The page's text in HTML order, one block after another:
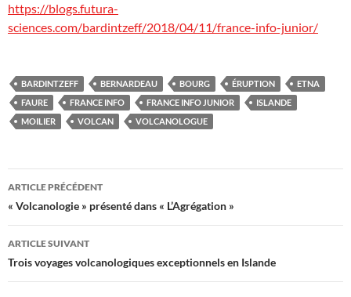
https://blogs.futura-
sciences.com/bardintzeff/2018/04/11/france-info-junior/
BARDINTZEFF BERNARDEAU BOURG ÉRUPTION
ETNA
FAURE
FRANCE INFO FRANCE INFO JUNIOR
ISLANDE
MOILIER
VOLCAN VOLCANOLOGUE
Navigation
des
articles
ARTICLE PRÉCÉDENT
« Volcanologie » présenté dans « L’Agrégation »
ARTICLE SUIVANT
Trois voyages volcanologiques exceptionnels en Islande